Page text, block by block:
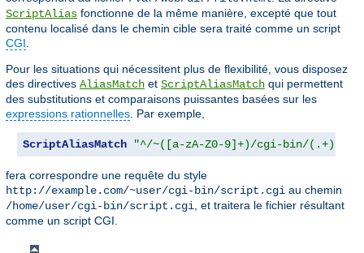
ScriptAlias fonctionne de la même manière, excepté que tout
contenu localisé dans le chemin cible sera traité comme un script
CGI
Pour les situations qui nécessitent plus de flexibilité, vous disposez
des directives AliasMatch et ScriptAliasMatch qui permettent
des substitutions et comparaisons puissantes basées sur les
expressions rationnelles . Par exemple,
ScriptAliasMatch "^/~([a-zA-Z0-9]+)/cgi-bin/(.+)"
fera correspondre une requête du style
http://example.com/~user/cgi-bin/script.cgi au chemin
/home/user/cgi-bin/script.cgi , et traitera le fichier résultant
comme un script CGI.